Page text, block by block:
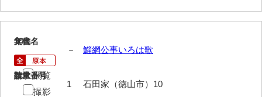
小田家文書（柳井市金屋）
10
文書名
鯔網公事いろは歌
請求番号
石田家（徳山市）10
年代
－
数量
1
閲覧
撮影